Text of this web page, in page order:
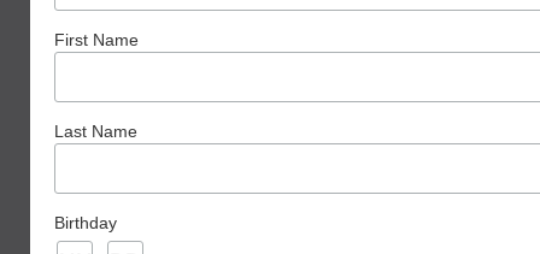
First Name
Last Name
Birthday